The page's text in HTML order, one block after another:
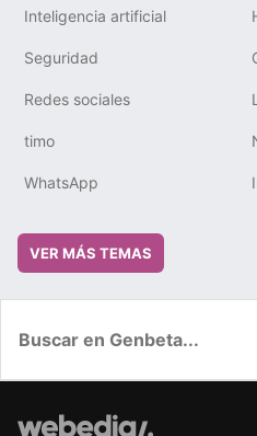
Inteligencia artificial
Seguridad
Redes sociales
timo
WhatsApp
VER MÁS TEMAS